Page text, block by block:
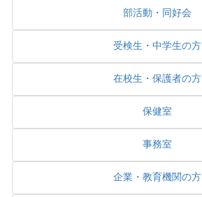
部活動・同好会
受検生・中学生の方
在校生・保護者の方
保健室
事務室
企業・教育機関の方